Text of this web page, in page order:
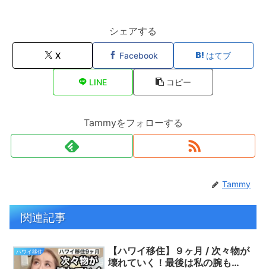
シェアする
X Facebook はてブ
LINE コピー
Tammyをフォローする
Tammy
関連記事
ハワイ移住
【ハワイ移住】９ヶ月 / 次々物が
壊れていく！最後は私の腕も…